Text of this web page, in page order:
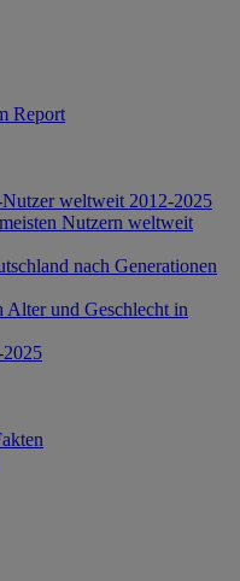
Report
weltweit 2012-2025
Nutzern weltweit
nach Generationen
Alter und Geschlecht in
2025